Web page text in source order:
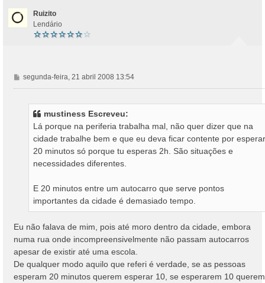
Ruizito
Lendário
M
e
segunda-feira, 21 abril 2008 13:54
mustiness Escreveu:
Lá porque na periferia trabalha mal, não quer dizer que na
cidade trabalhe bem e que eu deva ficar contente por esperar
20 minutos só porque tu esperas 2h. São situações e
necessidades diferentes.
E 20 minutos entre um autocarro que serve pontos
importantes da cidade é demasiado tempo.
Eu não falava de mim, pois até moro dentro da cidade, embora
numa rua onde incompreensivelmente não passam autocarros
apesar de existir até uma escola.
De qualquer modo aquilo que referi é verdade, se as pessoas
esperam 20 minutos querem esperar 10, se esperarem 10 querem